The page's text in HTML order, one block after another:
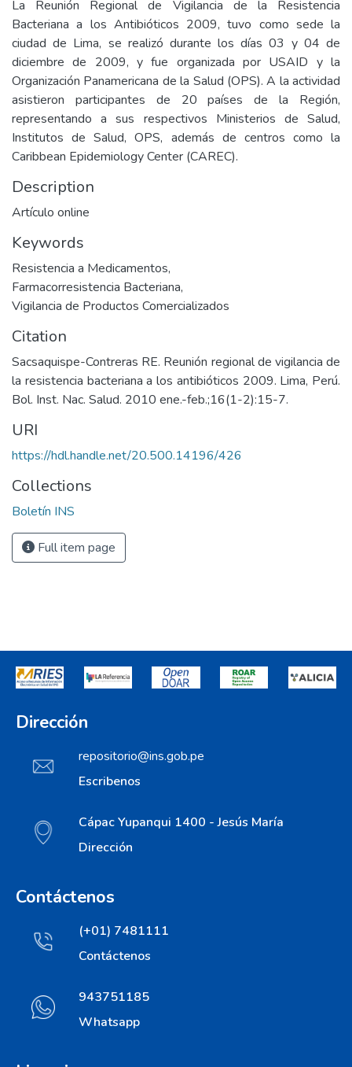
La Reunión Regional de Vigilancia de la Resistencia
Bacteriana a los Antibióticos 2009, tuvo como sede la
ciudad de Lima, se realizó durante los días 03 y 04 de
diciembre de 2009, y fue organizada por USAID y la
Organización Panamericana de la Salud (OPS). A la actividad
asistieron participantes de 20 países de la Región,
representando a sus respectivos Ministerios de Salud,
Institutos de Salud, OPS, además de centros como la
Caribbean Epidemiology Center (CAREC).
Description
Artículo online
Keywords
Resistencia a Medicamentos,
Farmacorresistencia Bacteriana,
Vigilancia de Productos Comercializados
Citation
Sacsaquispe-Contreras RE. Reunión regional de vigilancia de
la resistencia bacteriana a los antibióticos 2009. Lima, Perú.
Bol. Inst. Nac. Salud. 2010 ene.-feb.;16(1-2):15-7.
URI
https://hdl.handle.net/20.500.14196/426
Collections
Boletín INS
Full item page
Dirección
repositorio@ins.gob.pe
Escribenos
Cápac Yupanqui 1400 - Jesús María
Dirección
Contáctenos
(+01) 7481111
Contáctenos
943751185
Whatsapp